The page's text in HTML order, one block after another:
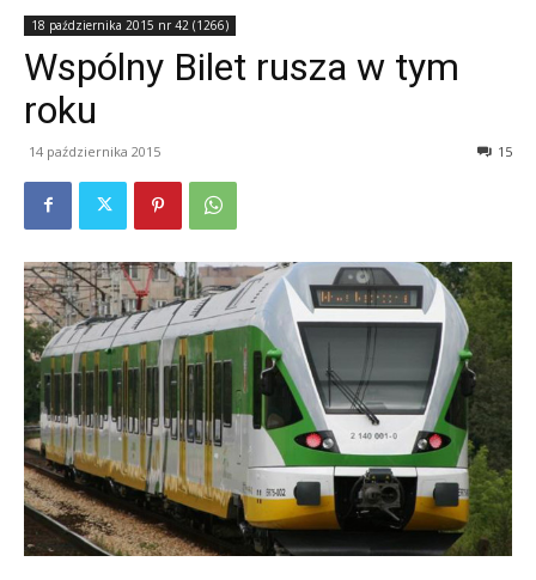
18 października 2015 nr 42 (1266)
Wspólny Bilet rusza w tym
roku
14 października 2015 15